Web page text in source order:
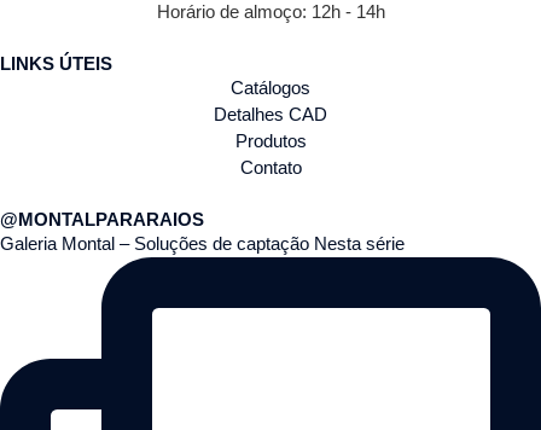
Horário de almoço: 12h - 14h
LINKS ÚTEIS
Catálogos
Detalhes CAD
Produtos
Contato
@MONTALPARARAIOS
Galeria Montal – Soluções de captação Nesta série